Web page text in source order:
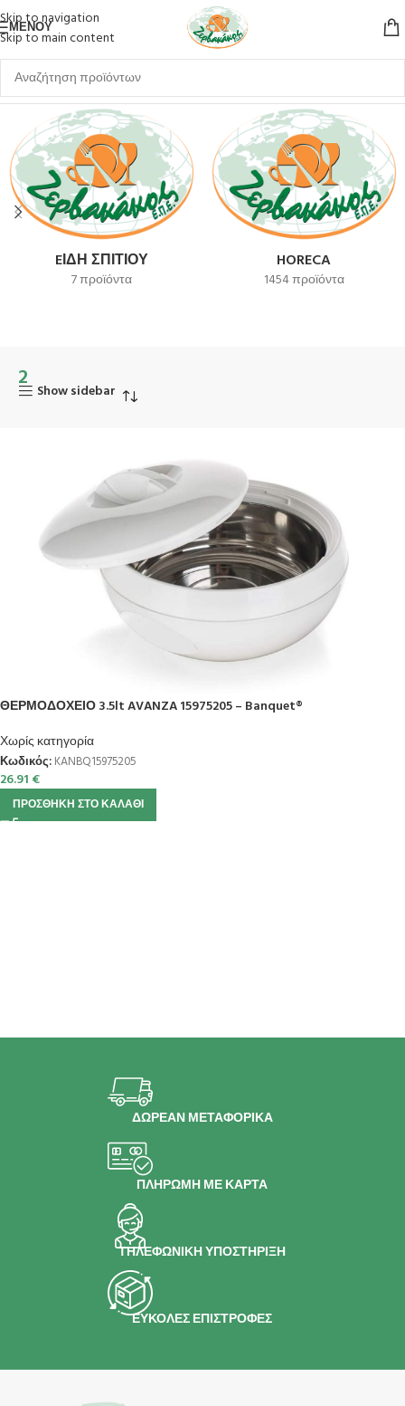
Skip to navigation
Skip to main content
ΜΕΝΟΎ
Αρχική σελίδα Προϊόν Unit Per Inner 2
EΊΔΗ ΣΠΙΤΙΟΎ
7 προϊόντα
HORECA
1454 προϊόντα
2 Show sidebar
ΘΕΡΜΟΔΟΧΕΙΟ 3.5lt AVANZA 15975205 – Banquet®
Χωρίς κατηγορία
Κωδικός: KANBQ15975205
26.91 €
ΠΡΟΣΘΉΚΗ ΣΤΟ ΚΑΛΆΘΙ
ΔΩΡΕΑΝ ΜΕΤΑΦΟΡΙΚΑ
ΠΛΗΡΩΜΗ ΜΕ ΚΑΡΤΑ
ΤΗΛΕΦΩΝΙΚΗ ΥΠΟΣΤΗΡΙΞΗ
ΕΥΚΟΛΕΣ ΕΠΙΣΤΡΟΦΕΣ